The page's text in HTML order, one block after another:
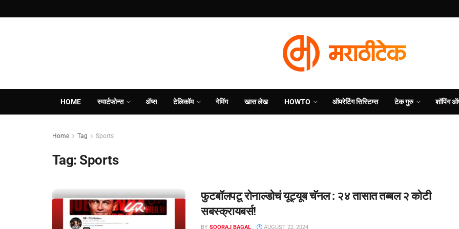
HOME स्मार्टफोन्स ॲप्स टेलिकॉम गेमिंग खास लेख HOWTO ऑपरेटिंग सिस्टिम्स टेक गुरु शॉपिंग
Home Tag Sports
Tag: Sports
फुटबॉलपटू रोनाल्डोचं यूट्यूब चॅनल : २४ तासात तब्बल २ कोटी
सबस्क्रायबर्स!
BY SOORAJ BAGAL AUGUST 22, 2024